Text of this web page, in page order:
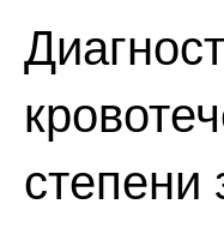
степени